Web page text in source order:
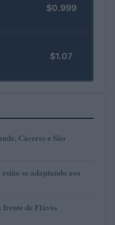
$0.999
$1.07
Cáceres e São
se adaptando aos
frente de Flávio